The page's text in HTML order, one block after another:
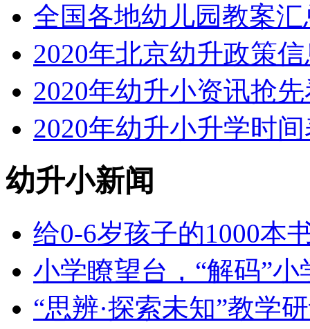
全国各地幼儿园教案汇
2020年北京幼升政策
2020年幼升小资讯抢
2020年幼升小升学时
幼升小新闻
给0-6岁孩子的1000本
小学瞭望台，“解码”
“思辨·探索未知”教学